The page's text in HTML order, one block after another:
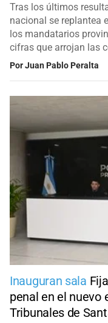
Tras los últimos
nacional se replantea
los mandatarios
cifras que arrojan las
PorJuan Pablo Peralta
Inauguran sala
penal en el nuevo
Tribunales de